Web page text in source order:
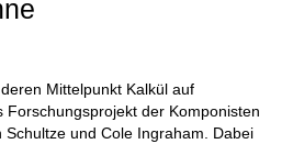
Mittelpunkt Kalkül auf
Forschungsprojekt der Komponisten
und Cole Ingraham. Dabei